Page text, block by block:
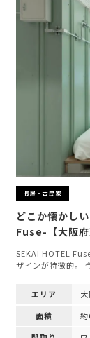
長屋・古民家
どこか懐かし
Fuse-【大阪府
SEKAI HOTEL
ザインが特徴的。
エリア
面積